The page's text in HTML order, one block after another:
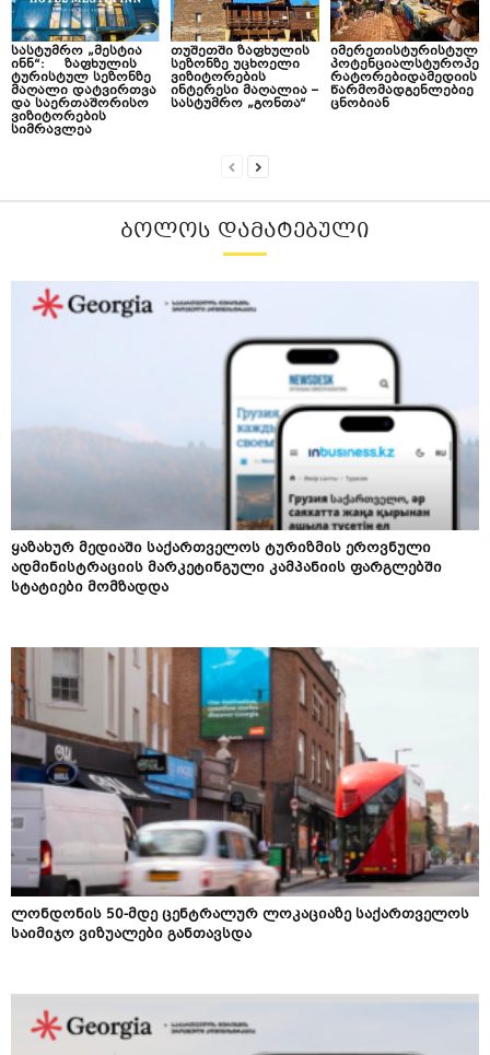
სასტუმრო „მესტია
ინნ“: ზაფხულის
ტურისტულ სეზონზე
მაღალი დატვირთვა
და საერთაშორისო
ვიზიტორების
სიმრავლეა
თუშეთში ზაფხულის
სეზონზე უცხოელი
ვიზიტორების
ინტერესი მაღალია –
სასტუმრო „გონთა“
იმერეთისტურისტულ
პოტენციალსტუროპე
რატორებიდამედიის
წარმომადგენლებიე
ცნობიან
ᲑᲝᲚᲝᲡ ᲓᲐᲛᲐᲢᲔᲑᲣᲚᲘ
ყაზახურ მედიაში საქართველოს ტურიზმის ეროვნული
ადმინისტრაციის მარკეტინგული კამპანიის ფარგლებში
სტატიები მომზადდა
ლონდონის 50-მდე ცენტრალურ ლოკაციაზე საქართველოს
საიმიჯო ვიზუალები განთავსდა